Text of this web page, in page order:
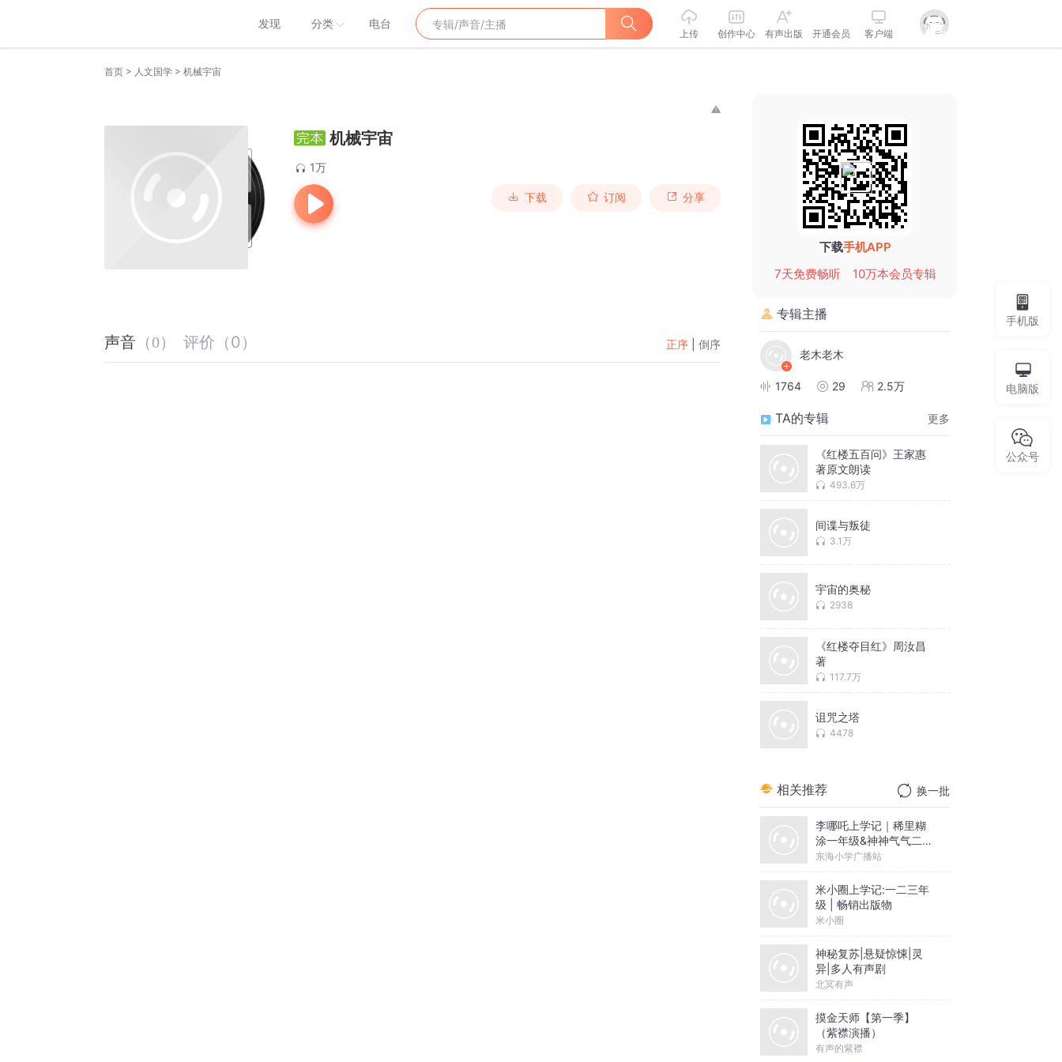
发现 分类 电台
上传 创作中心 有声出版 开通会员 客户端
首页 > 人文国学 > 机械宇宙
机械宇宙
1万
下载 订阅 分享
声音 （0） 评价 （0 ） 正序 倒序
下载手机APP
7天免费畅听
10万本会员专辑
专辑主播
老木老木
1764 29 2.5万
TA的专辑 更多
《红楼五百问》王家惠
著原文朗读
493.6万
间谍与叛徒
3.1万
宇宙的奥秘
2938
《红楼夺目红》周汝昌
著
117.7万
诅咒之塔
4478
相关推荐 换一批
李哪吒上学记｜稀里糊
涂一年级&神神气气二年
级
东海小学广播站
米小圈上学记:一二三年
级 | 畅销出版物
米小圈
神秘复苏|悬疑惊悚|灵
异|多人有声剧
北冥有声
摸金天师【第一季】
（紫襟演播）
有声的紫襟
手机版
电脑版
公众号